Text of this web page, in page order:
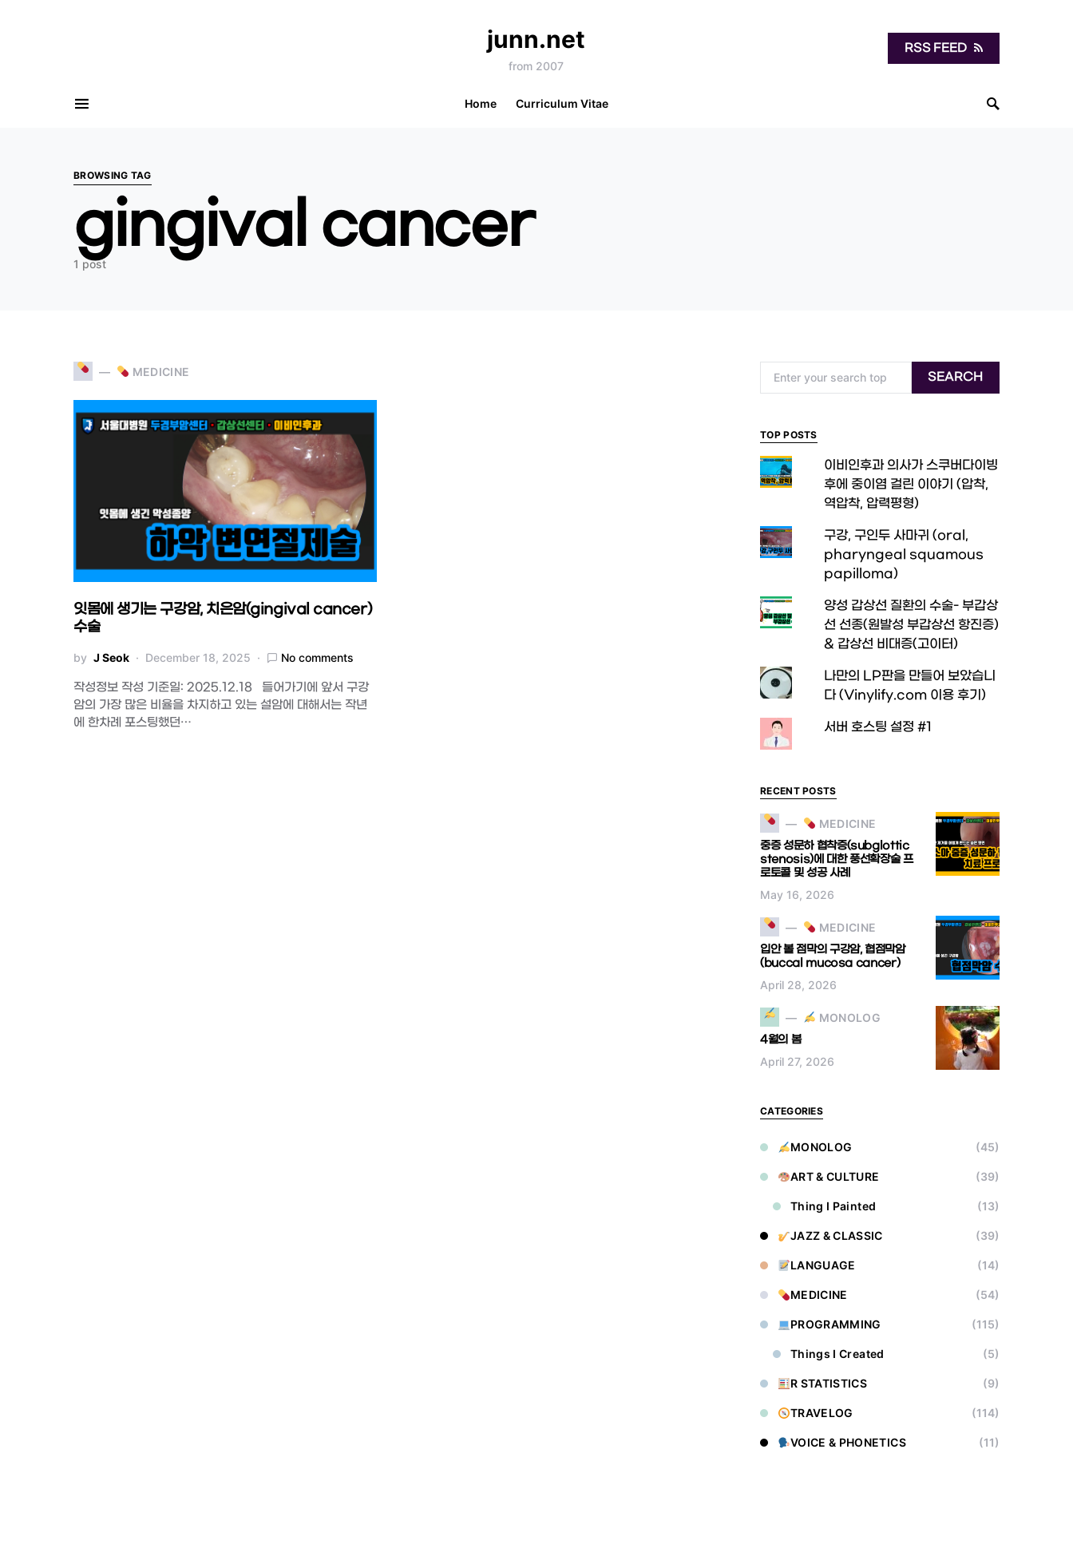
junn.net
from 2007
RSS FEED
Home Curriculum Vitae
Search for:
BROWSING TAG
gingival cancer
1 post
MEDICINE
잇몸에 생기는 구강암, 치은암(gingival cancer)
수술
by J Seok December 18, 2025 No comments
작성정보 작성 기준일: 2025.12.18 들어가기에 앞서 구강
암의 가장 많은 비율을 차지하고 있는 설암에 대해서는 작년
에 한차례 포스팅했던…
SEARCH
TOP POSTS
이비인후과 의사가 스쿠버다이빙
후에 중이염 걸린 이야기 (압착,
역압착, 압력평형)
구강, 구인두 사마귀 (oral,
pharyngeal squamous
papilloma)
양성 갑상선 질환의 수술- 부갑상
선 선종(원발성 부갑상선 항진증)
& 갑상선 비대증(고이터)
나만의 LP판을 만들어 보았습니
다 (Vinylify.com 이용 후기)
서버 호스팅 설정 #1
RECENT POSTS
MEDICINE
중증 성문하 협착증(subglottic
stenosis)에 대한 풍선확장술 프
로토콜 및 성공 사례
May 16, 2026
MEDICINE
입안 볼 점막의 구강암, 협점막암
(buccal mucosa cancer)
April 28, 2026
MONOLOG
4월의 봄
April 27, 2026
CATEGORIES
MONOLOG (45)
ART & CULTURE (39)
Thing I Painted (13)
JAZZ & CLASSIC (39)
LANGUAGE (14)
MEDICINE (54)
PROGRAMMING (115)
Things I Created (5)
R STATISTICS (9)
TRAVELOG (114)
VOICE & PHONETICS (11)